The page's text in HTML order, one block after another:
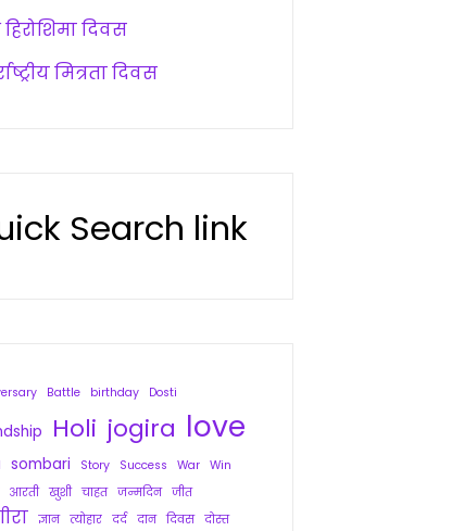
हिरोशिमा दिवस
मित्रता दिवस
Search link
Battle birthday Dosti
Holi jogira love
sombari Story Success War
Win
आरती खुशी चाहत जन्मदिन जीत
ज्ञान त्योहार दर्द दान दिवस दोस्त